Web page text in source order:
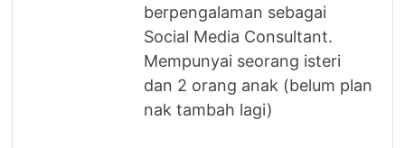
berpengalaman sebagai
Social Media Consultant.
Mempunyai seorang isteri
dan 2 orang anak (belum plan
nak tambah lagi)